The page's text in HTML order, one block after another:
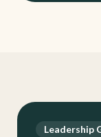
Leadership